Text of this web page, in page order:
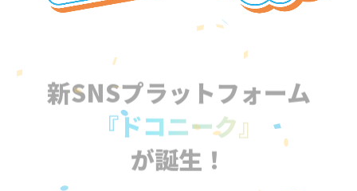
新SNSプラットフォーム
『ドコニーク』
が誕生！